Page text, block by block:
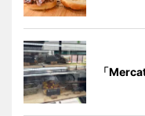
「